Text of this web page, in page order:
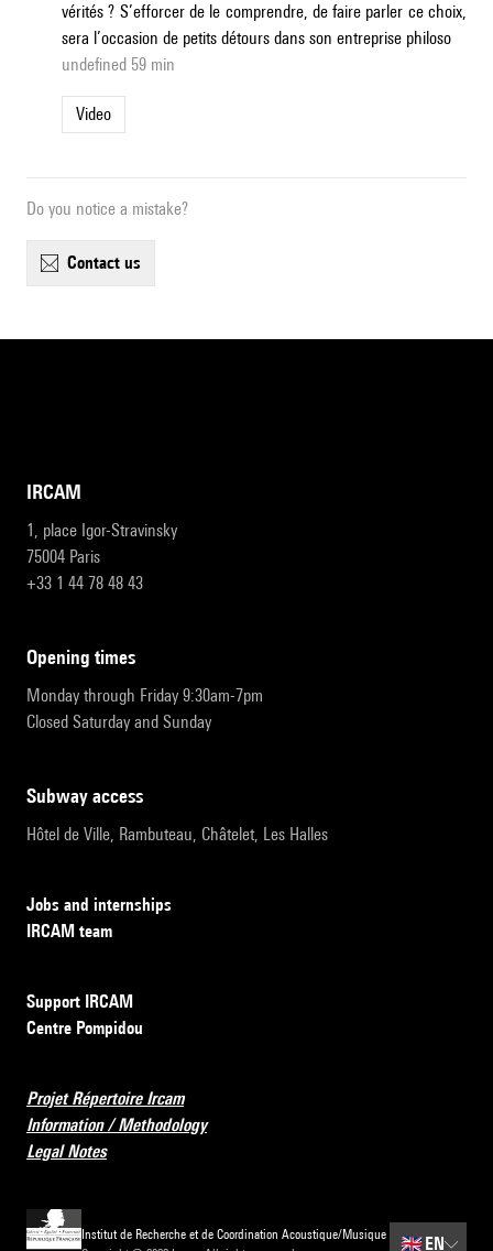
vérités ? S’efforcer de le comprendre, de faire parler ce choix,
sera l’occasion de petits détours dans son entreprise philoso
undefined 59 min
Video
Do you notice a mistake?
contact us
IRCAM
1, place Igor-Stravinsky
75004 Paris
+33 1 44 78 48 43
opening times
Monday through Friday 9:30am-7pm
Closed Saturday and Sunday
subway access
Hôtel de Ville, Rambuteau, Châtelet, Les Halles
Jobs and internships
IRCAM team
Support IRCAM
Centre Pompidou
Projet Répertoire Ircam
Information / Methodology
Legal Notes
Institut de Recherche et de Coordination Acoustique/Musique
🇬🇧 EN